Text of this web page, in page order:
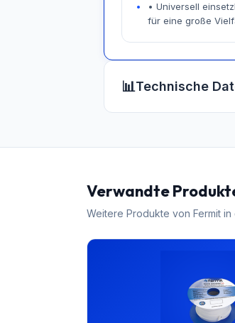
• Universell
für eine große
📊Technische
Verwandte
Weitere Produkte von Fermit in